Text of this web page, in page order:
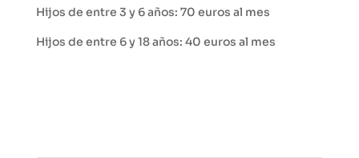
Hijos de entre 3 y 6 años: 70 euros al mes
Hijos de entre 6 y 18 años: 40 euros al mes